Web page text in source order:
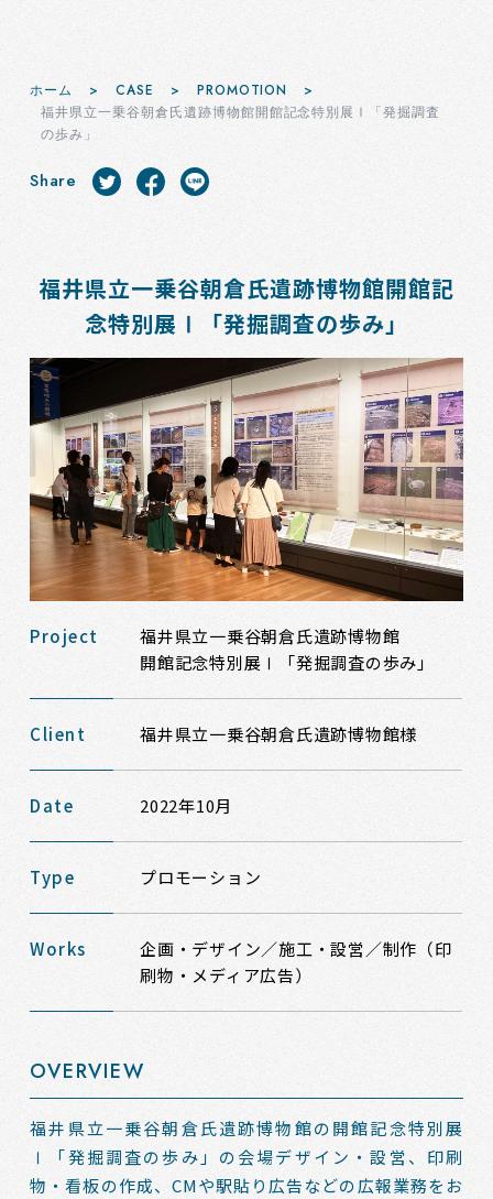
ホーム > CASE > PROMOTION
>
福井県立一乗谷朝倉氏遺跡博物館開館記念特別展Ⅰ「発掘調査
の歩み」
Share
福井県立一乗谷朝倉氏遺跡博物館開館記
念特別展Ⅰ「発掘調査の歩み」
Project
福井県立一乗谷朝倉氏遺跡博物館
開館記念特別展Ⅰ「発掘調査の歩み」
Client 福井県立一乗谷朝倉氏遺跡博物館様
Date 2022年10月
Type プロモーション
Works
企画・デザイン／施工・設営／制作（印
刷物・メディア広告）
OVERVIEW
福井県立一乗谷朝倉氏遺跡博物館の開館記念特別展
Ⅰ「発掘調査の歩み」の会場デザイン・設営、印刷
物・看板の作成、CMや駅貼り広告などの広報業務をお